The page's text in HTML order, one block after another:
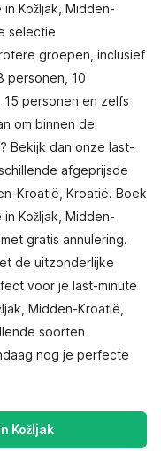
Kožljak, Midden-
selectie
groepen, inclusief
personen, 10
personen en zelfs
om binnen de
Bekijk dan onze last-
afgeprijsde
Kroatië, Kroatië. Boek
Kožljak, Midden-
gratis annulering.
de uitzonderlijke
voor je last-minute
Midden-Kroatië,
soorten
nog je perfecte
Kožljak